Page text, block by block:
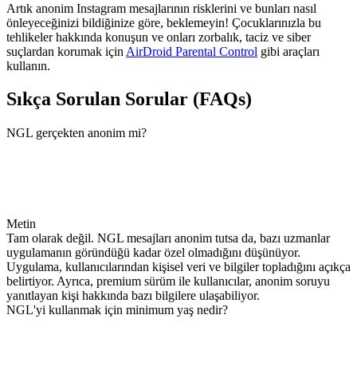
Artık anonim Instagram mesajlarının risklerini ve bunları nasıl
önleyeceğinizi bildiğinize göre, beklemeyin! Çocuklarınızla bu
tehlikeler hakkında konuşun ve onları zorbalık, taciz ve siber
suçlardan korumak için AirDroid Parental Control gibi araçları
kullanın.
Sıkça Sorulan Sorular (FAQs)
NGL gerçekten anonim mi?
Metin
Tam olarak değil. NGL mesajları anonim tutsa da, bazı uzmanlar
uygulamanın göründüğü kadar özel olmadığını düşünüyor.
Uygulama, kullanıcılarından kişisel veri ve bilgiler topladığını açıkça
belirtiyor. Ayrıca, premium sürüm ile kullanıcılar, anonim soruyu
yanıtlayan kişi hakkında bazı bilgilere ulaşabiliyor.
NGL'yi kullanmak için minimum yaş nedir?